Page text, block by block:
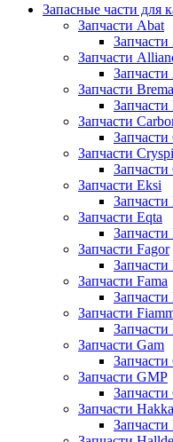
Запасные части для
Запчасти Abat
Запчасти
Запчасти
Запчасти Brema
Запчасти
Запчасти
Запчасти
Запчасти Cryspi
Запчасти
Запчасти Eksi
Запчасти
Запчасти Eqta
Запчасти
Запчасти Fagor
Запчасти
Запчасти Fama
Запчасти
Запчасти
Запчасти
Запчасти Gam
Запчасти GMP
Запчасти Hakka